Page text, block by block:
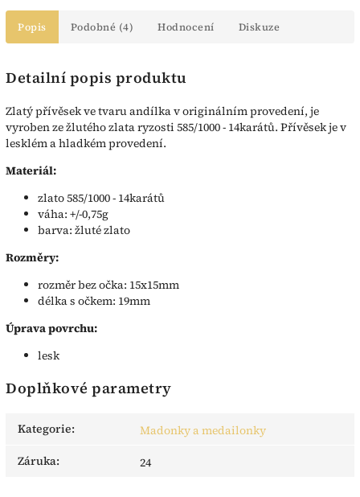
Popis Podobné (4) Hodnocení Diskuze
Detailní popis produktu
Zlatý přívěsek ve tvaru andílka v originálním provedení, je
vyroben ze žlutého zlata ryzosti 585/1000 - 14karátů. Přívěsek je v
lesklém a hladkém provedení.
Materiál:
zlato 585/1000 - 14karátů
váha: +/-0,75g
barva: žluté zlato
Rozměry:
rozměr bez očka: 15x15mm
délka s očkem: 19mm
Úprava povrchu:
lesk
Doplňkové parametry
Kategorie:
Madonky a medailonky
Záruka: 24